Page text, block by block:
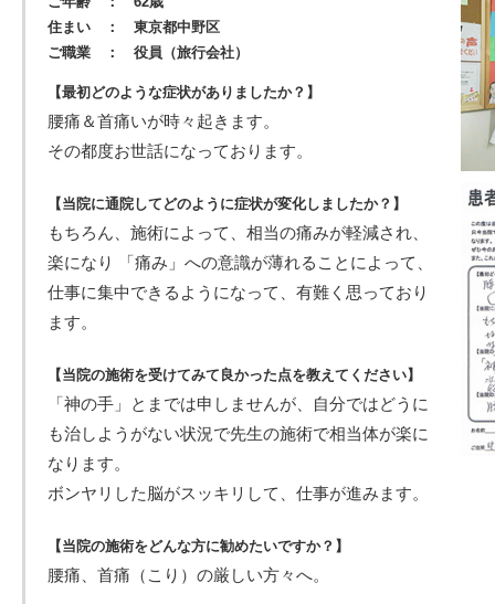
住まい ： 東京都中野区
ご職業 ： 役員（旅行会社）
【最初どのような症状がありましたか？】
腰痛＆首痛いが時々起きます。
その都度お世話になっております。
【当院に通院してどのように症状が変化しましたか？】
もちろん、施術によって、相当の痛みが軽減され、
楽になり 「痛み」への意識が薄れることによって、
仕事に集中できるようになって、有難く思っており
ます。
【当院の施術を受けてみて良かった点を教えてください】
「神の手」とまでは申しませんが、自分ではどうに
も治しようがない状況で先生の施術で相当体が楽に
なります。
ボンヤリした脳がスッキリして、仕事が進みます。
【当院の施術をどんな方に勧めたいですか？】
腰痛、首痛（こり）の厳しい方々へ。